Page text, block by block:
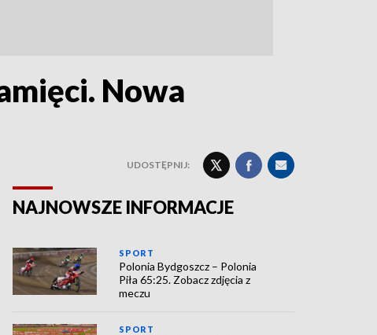
Nowa
UDOSTĘPNIJ:
NAJNOWSZE INFORMACJE
SPORT
Polonia Bydgoszcz – Polonia
Piła 65:25. Zobacz zdjęcia z
meczu
SPORT